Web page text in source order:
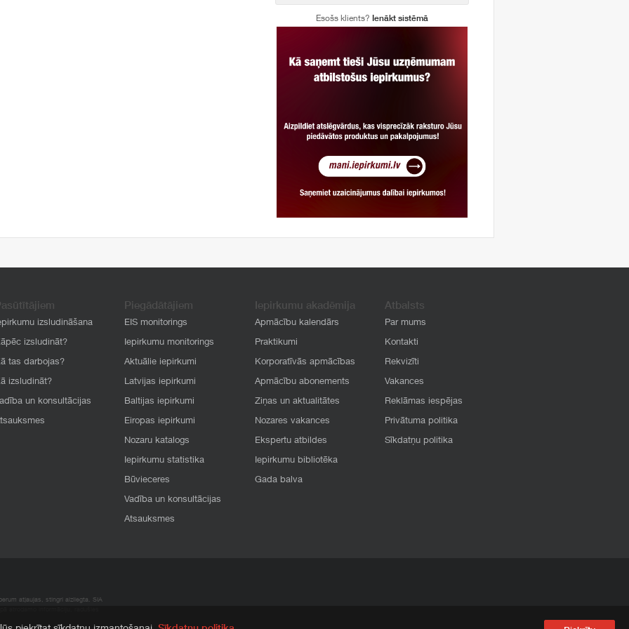
Esošs klients? Ienākt sistēmā
izsludināšana
izsludināt?
tas darbojas?
izsludināt?
un konsultācijas
Piegādātājiem
EIS monitorings
Iepirkumu monitorings
Aktuālie iepirkumi
Latvijas iepirkumi
Baltijas iepirkumi
Eiropas iepirkumi
Nozaru katalogs
Iepirkumu statistika
Būvieceres
Vadība un konsultācijas
Atsauksmes
Iepirkumu akadēmija
Apmācību kalendārs
Praktikumi
Korporatīvās apmācības
Apmācību abonements
Ziņas un aktualitātes
Nozares vakances
Ekspertu atbildes
Iepirkumu bibliotēka
Gada balva
Atbalsts
Par mums
Kontakti
Rekvizīti
Vakances
Reklāmas iespējas
Privātuma politika
Sīkdatņu politika
atļaujas, stingri aizliegta. SIA